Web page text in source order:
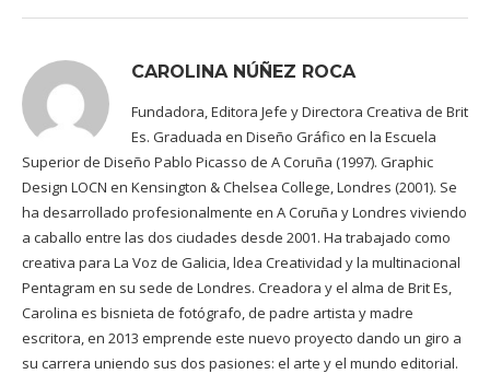
CAROLINA NÚÑEZ ROCA
Fundadora, Editora Jefe y Directora Creativa de Brit
Es. Graduada en Diseño Gráfico en la Escuela
Superior de Diseño Pablo Picasso de A Coruña (1997). Graphic
Design LOCN en Kensington & Chelsea College, Londres (2001). Se
ha desarrollado profesionalmente en A Coruña y Londres viviendo
a caballo entre las dos ciudades desde 2001. Ha trabajado como
creativa para La Voz de Galicia, ldea Creatividad y la multinacional
Pentagram en su sede de Londres. Creadora y el alma de Brit Es,
Carolina es bisnieta de fotógrafo, de padre artista y madre
escritora, en 2013 emprende este nuevo proyecto dando un giro a
su carrera uniendo sus dos pasiones: el arte y el mundo editorial.